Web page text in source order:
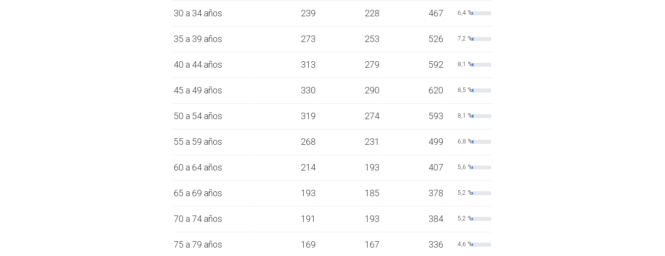
30 a 34 años 239 228 467 6,4 %
35 a 39 años 273 253 526 7,2 %
40 a 44 años 313 279 592 8,1 %
45 a 49 años 330 290 620 8,5 %
50 a 54 años 319 274 593 8,1 %
55 a 59 años 268 231 499 6,8 %
60 a 64 años 214 193 407 5,6 %
65 a 69 años 193 185 378 5,2 %
70 a 74 años 191 193 384 5,2 %
75 a 79 años 169 167 336 4,6 %